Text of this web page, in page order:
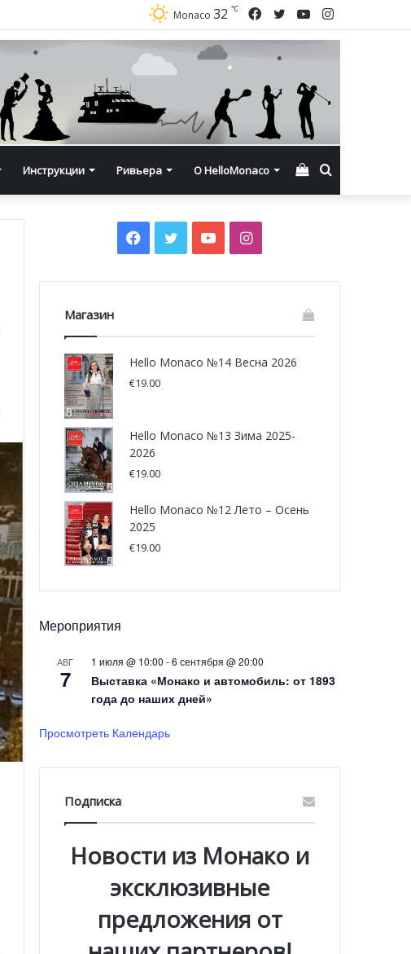
Instagram
YouTube
Twitter
Facebook
Monaco 32 ℃
Инструкции Ривьера О HelloMonaco Смотреть
Facebook
TwitterYouTubeInstagram
Магазин
Hello Monaco №14 Весна 2026
€19.00
Hello Monaco №13 Зима 2025-
2026
€19.00
Hello Monaco №12 Лето – Осень
2025
€19.00
Мероприятия
АВГ
7
1 июля @ 10:00 -6 сентября @ 20:00
Выставка «Монако и автомобиль: от 1893
года до наших дней»
Просмотреть Календарь
Подписка
Новости из Монако и
эксклюзивные
предложения от